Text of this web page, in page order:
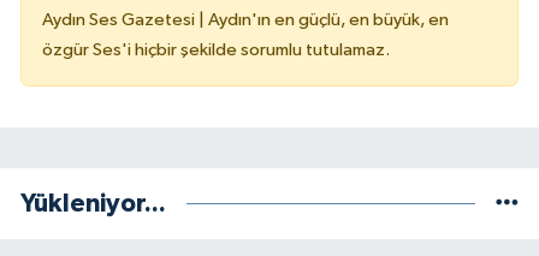
Aydın Ses Gazetesi | Aydın'ın en güçlü, en büyük, en
özgür Ses'i hiçbir şekilde sorumlu tutulamaz.
Yükleniyor...